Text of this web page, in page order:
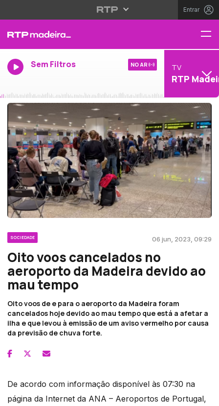
Entrar
Sem Filtros NO AR TV
RTP
SOCIEDADE 06 jun, 2023, 09:29
Oito voos cancelados no
aeroporto da Madeira devido ao
mau tempo
Oito voos de e para o aeroporto da Madeira foram
cancelados hoje devido ao mau tempo que está a afetar a
ilha e que levou à emissão de um aviso vermelho por causa
da previsão de chuva forte.
De acordo com informação disponível às 07:30 na
página da Internet da ANA – Aeroportos de Portugal,